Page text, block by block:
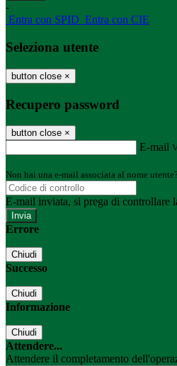
-
Entra con SPID Entra con CIE
Seleziona utente
button close ×
Recupero password
button close ×
E-mail
Non hai una e-mail associata al nome
E-mail inviata, si prega di controllare
Errore
Chiudi
Successo
Chiudi
Informazione
Chiudi
Attendere...
Attendere il completamento